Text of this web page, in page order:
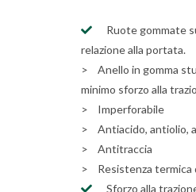
Ruote gommate
relazione alla portata.
> Anello in gomma
minimo sforzo alla
> Imperforabile
> Antiacido, antiolio,
> Antitraccia
> Resistenza termica
Sforzo alla